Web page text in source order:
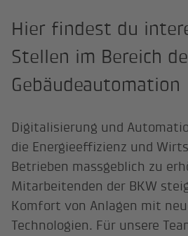
Hier findest du
Stellen im Bereich
Gebäudeautomation
Digitalisierung und
die Energieeffizienz und
Betrieben massgeblich zu
Mitarbeitenden der BKW
Komfort von Anlagen mit
Technologien. Für unsere